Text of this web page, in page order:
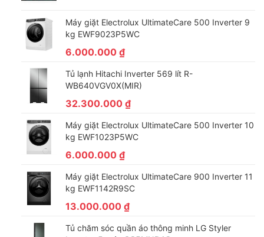
*Hình ảnh chỉ mang tính chất minh họa
Công nghệ tiết kiệm điện
– Công nghệ Inverter với động cơ vận hành mượt mà không cần
bật/tắt liên tục giảm điện năng tiêu thụ hằng tháng, duy trì
nhiệt độ ổn định, chạy êm ái, không tạo ra tiếng ồn lớn làm ảnh
hưởng đến thời gian ngủ nghỉ của gia đình.
Máy giặt Electrolux UltimateCare 500 Inverter 9
kg EWF9023P5WC
6.000.000 ₫
Tủ lạnh Hitachi Inverter 569 lít R-
WB640VGV0X(MIR)
32.300.000 ₫
Máy giặt Electrolux UltimateCare 500 Inverter 10
kg EWF1023P5WC
6.000.000 ₫
Máy giặt Electrolux UltimateCare 900 Inverter 11
kg EWF1142R9SC
13.000.000 ₫
Tủ chăm sóc quần áo thông minh LG Styler